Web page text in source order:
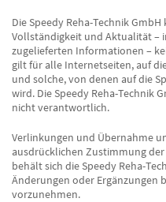
Die Speedy Reha-Technik
Vollständigkeit und Aktualität –
zugelieferten Informationen –
gilt für alle Internetseiten, auf
und solche, von denen auf die
wird. Die Speedy Reha-Technik
nicht verantwortlich.
Verlinkungen und Übernahme
ausdrücklichen Zustimmung der
behält sich die Speedy Reha-
Änderungen oder
vorzunehmen.